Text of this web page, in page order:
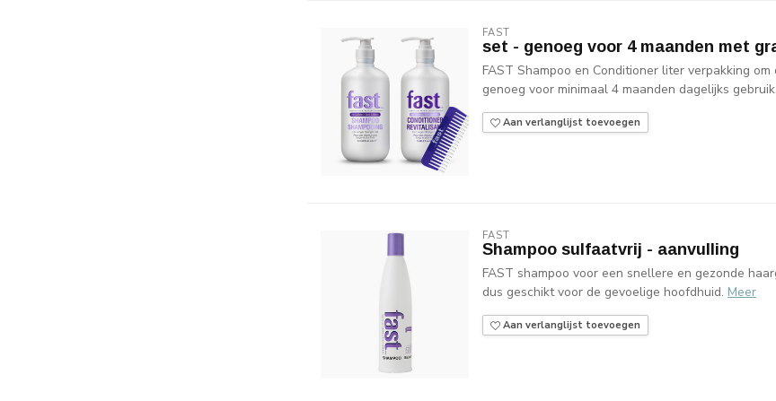
FAST
set - genoeg voor 4 maanden met
FAST Shampoo en Conditioner liter verpakking
genoeg voor minimaal 4 maanden dagelijks gebruik.
Aan verlanglijst toevoegen
FAST
Shampoo sulfaatvrij - aanvulling
FAST shampoo voor een snellere en gezonde
dus geschikt voor de gevoelige hoofdhuid. Meer
Aan verlanglijst toevoegen